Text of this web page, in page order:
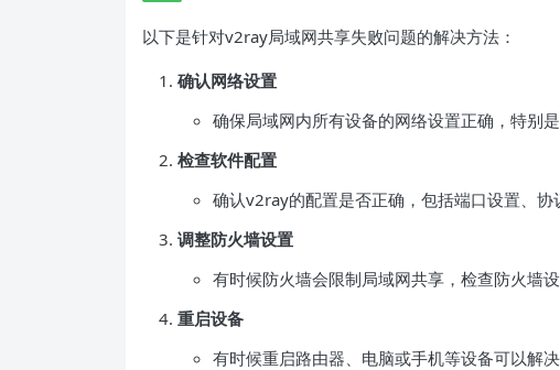
以下是针对v2ray局域网共享失败问题的解决方法：
确认网络设置
确保局域网内所有设备的网络设置正确，特别是
检查软件配置
确认v2ray的配置是否正确，包括端口设置、协
调整防火墙设置
有时候防火墙会限制局域网共享，检查防火墙
重启设备
有时候重启路由器、电脑或手机等设备可以解决